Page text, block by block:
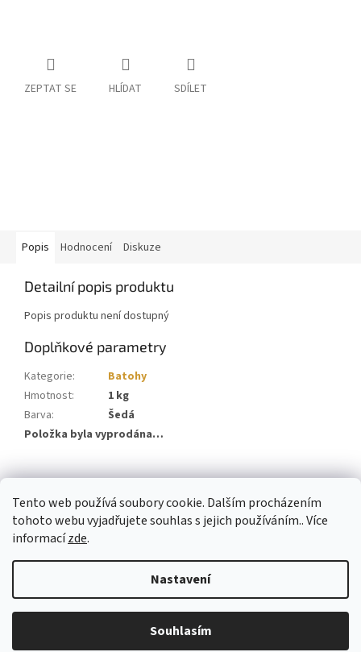
Tento web používá soubory cookie. Dalším procházením
tohoto webu vyjadřujete souhlas s jejich používáním.. Více
informacízde.
Nastavení
Souhlasím
ZEPTAT SE HLÍDAT SDÍLET
Popis Hodnocení Diskuze
Detailní popis produktu
Popis produktu není dostupný
Doplňkové parametry
Kategorie:
Batohy
Hmotnost:
1 kg
Barva:
Šedá
Položka byla vyprodána…
Z
Vytvořil Shoptet
Varjag Tactical. Všechna práva vyhrazena.